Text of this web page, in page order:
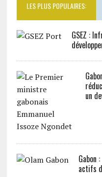
LES PLUS POPULAIRES:
GSEZ :
un
Gabon
actifs